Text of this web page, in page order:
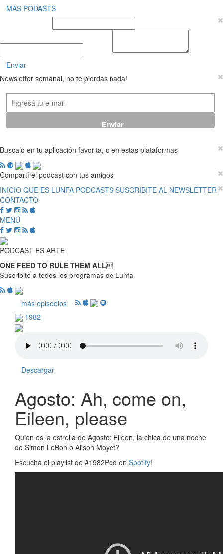
MAS PODASTS
Enviar
Newsletter semanal, no te pierdas nada!
Buscalo en tu aplicación favorita, o en estas plataformas
Compartí el podcast con tus amigos
INICIO QUE ES LUNFA PODCASTS SUSCRIBITE AL NEWSLETTER
CONTACTO
MENÚ
PODCAST ES ARTE
ONE FEED TO RULE THEM ALL
Suscribite a todos los programas de Lunfa
más episodios
1982
Descargar
Agosto: Ah, come on,
Eileen, please
Quien es la estrella de Agosto: Eileen, la chica de una noche
de Simon LeBon o Alison Moyet?
Escuchá el playlist de #1982Pod en Spotify!